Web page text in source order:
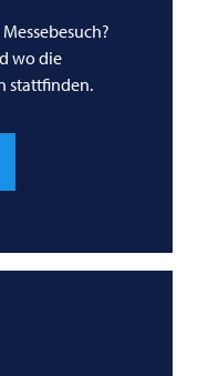
wo die
stattfinden.